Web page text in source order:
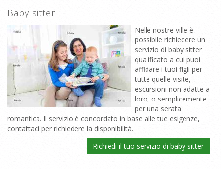
Baby sitter
Nelle nostre ville è
possibile richiedere un
servizio di baby sitter
qualificato a cui puoi
affidare i tuoi figli per
tutte quelle visite,
escursioni non adatte a
loro, o semplicemente
per una serata
romantica. Il servizio è concordato in base alle tue esigenze,
contattaci per richiedere la disponibilità.
Richiedi il tuo servizio di baby sitter